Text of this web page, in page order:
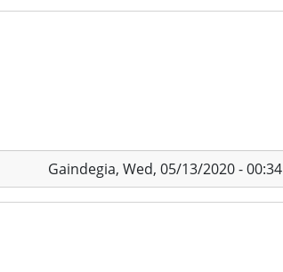
Gaindegia, Wed, 05/13/2020 - 00:34